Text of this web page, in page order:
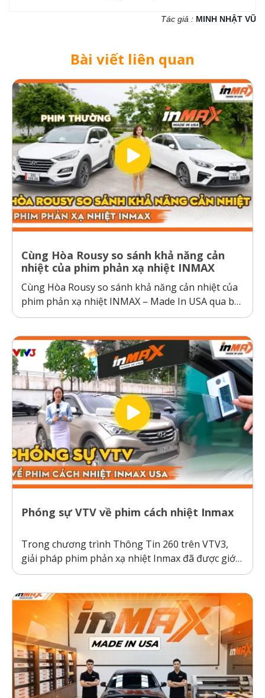
Tác giả : MINH NHẬT VŨ
Bài viết liên quan
Cùng Hòa Rousy so sánh khả năng cản
nhiệt của phim phản xạ nhiệt INMAX
Cùng Hòa Rousy so sánh khả năng cản nhiệt của
phim phản xạ nhiệt INMAX – Made In USA qua bài
kiểm tra so sánh trực diện đầy thuyết phục.
thường hoạt động theo cơ chế giữ nhiệt trên
kính,...
Phóng sự VTV về phim cách nhiệt Inmax
Trong chương trình Thông Tin 260 trên VTV3,
giải pháp phim phản xạ nhiệt Inmax đã được giới
thiệu như một bước tiến công nghệ giúp bảo vệ ô
nóng gay gắt. Thực tế kiểm nghiệm cho thấy, ô...